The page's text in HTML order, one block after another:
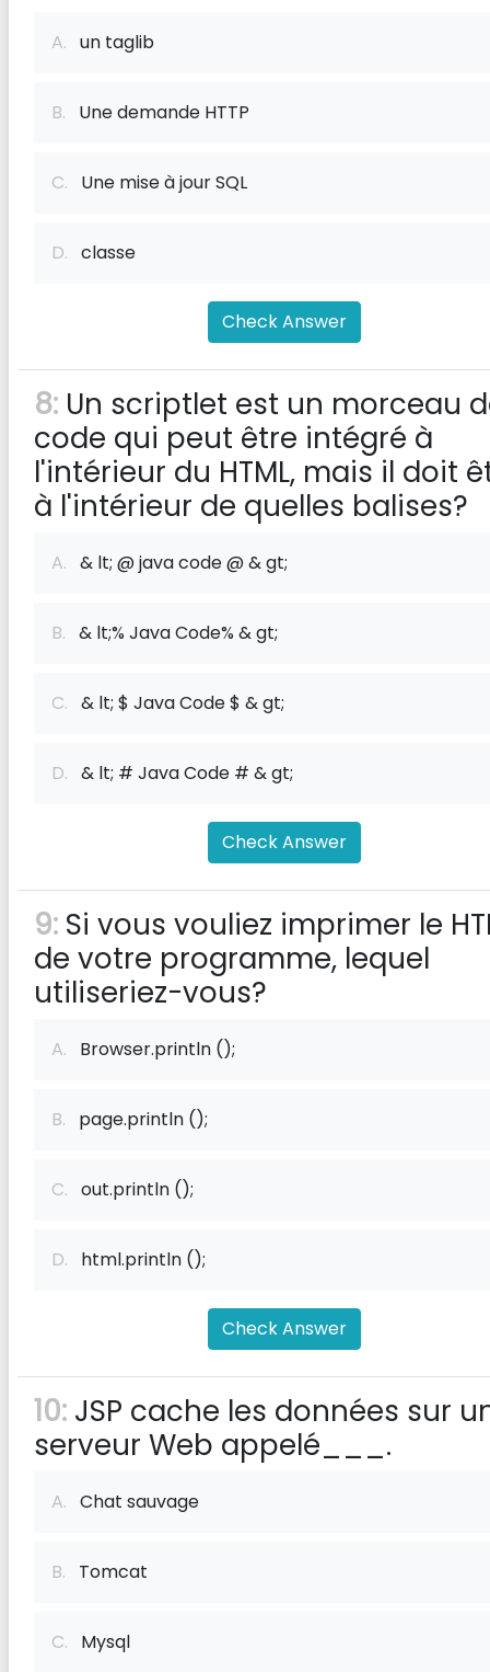
A. un taglib
B. Une demande HTTP
C. Une mise à jour SQL
D. classe
Check Answer
8: Un scriptlet est un morceau
code qui peut être intégré à
l'intérieur du HTML, mais il doit
à l'intérieur de quelles balises?
A. & lt; @ java code @ & gt;
B. & lt;% Java Code% & gt;
C. & lt; $ Java Code $ & gt;
D. & lt; # Java Code # & gt;
Check Answer
9: Si vous vouliez imprimer le
de votre programme, lequel
utiliseriez-vous?
A. Browser.println ();
B. page.println ();
C. out.println ();
D. html.println ();
Check Answer
10: JSP cache les données sur
serveur Web appelé___.
A. Chat sauvage
B. Tomcat
C. Mysql